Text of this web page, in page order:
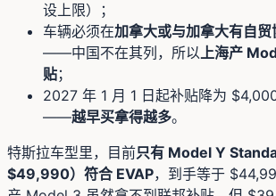
设上限）；
车辆必须在加拿大或与加拿大有自贸
——中国不在其列，所以上海产
贴；
2027 年 1 月 1 日起补贴降为
——越早买拿得越多。
特斯拉车型里，目前只有 Model Y
$49,990）符合 EVAP，到手等于